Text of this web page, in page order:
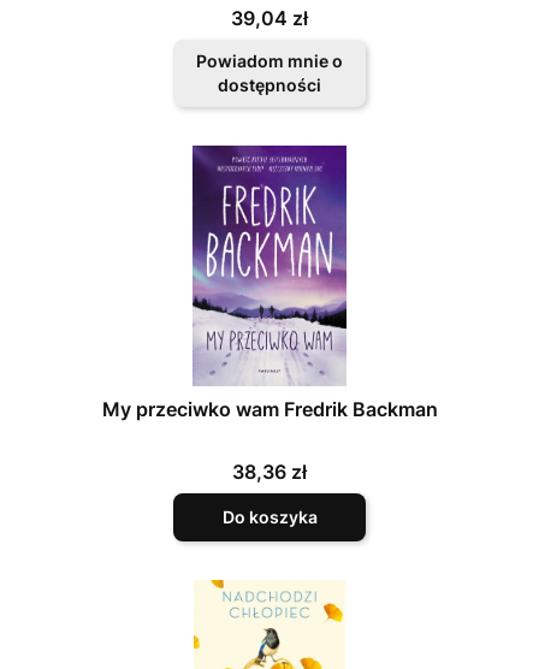
Cena
39,04 zł
Powiadom mnie o
dostępności
My przeciwko wam Fredrik Backman
Cena
38,36 zł
Do koszyka